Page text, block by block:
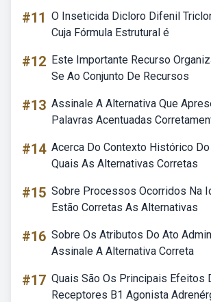
#11 O Inseticida Dicloro Difenil
Cuja Fórmula Estrutural é
#12 Este Importante Recurso
Se Ao Conjunto De Recursos
#13 Assinale A Alternativa Que
Palavras Acentuadas
#14 Acerca Do Contexto Histórico
Quais As Alternativas Corretas
#15 Sobre Processos Ocorridos Na
Estão Corretas As Alternativas
#16 Sobre Os Atributos Do Ato
Assinale A Alternativa Correta
#17 Quais São Os Principais Efeitos
Receptores B1 Agonista